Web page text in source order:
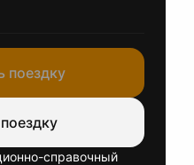
поездку
справочный